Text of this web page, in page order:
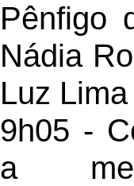
Pênfigo
Nádia
Luz Lima
9h05 -
a